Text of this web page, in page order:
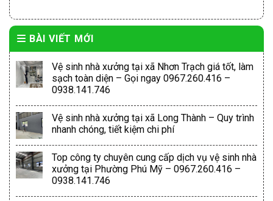
BÀI VIẾT MỚI
Vệ sinh nhà xưởng tại xã Nhơn Trạch giá tốt, làm
sạch toàn diện – Gọi ngay 0967.260.416 –
0938.141.746
Vệ sinh nhà xưởng tại xã Long Thành – Quy trình
nhanh chóng, tiết kiệm chi phí
Top công ty chuyên cung cấp dịch vụ vệ sinh nhà
xưởng tại Phường Phú Mỹ – 0967.260.416 –
0938.141.746